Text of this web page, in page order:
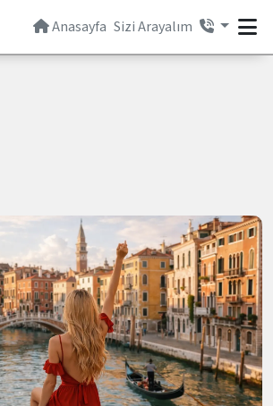
Anasayfa Sizi Arayalım